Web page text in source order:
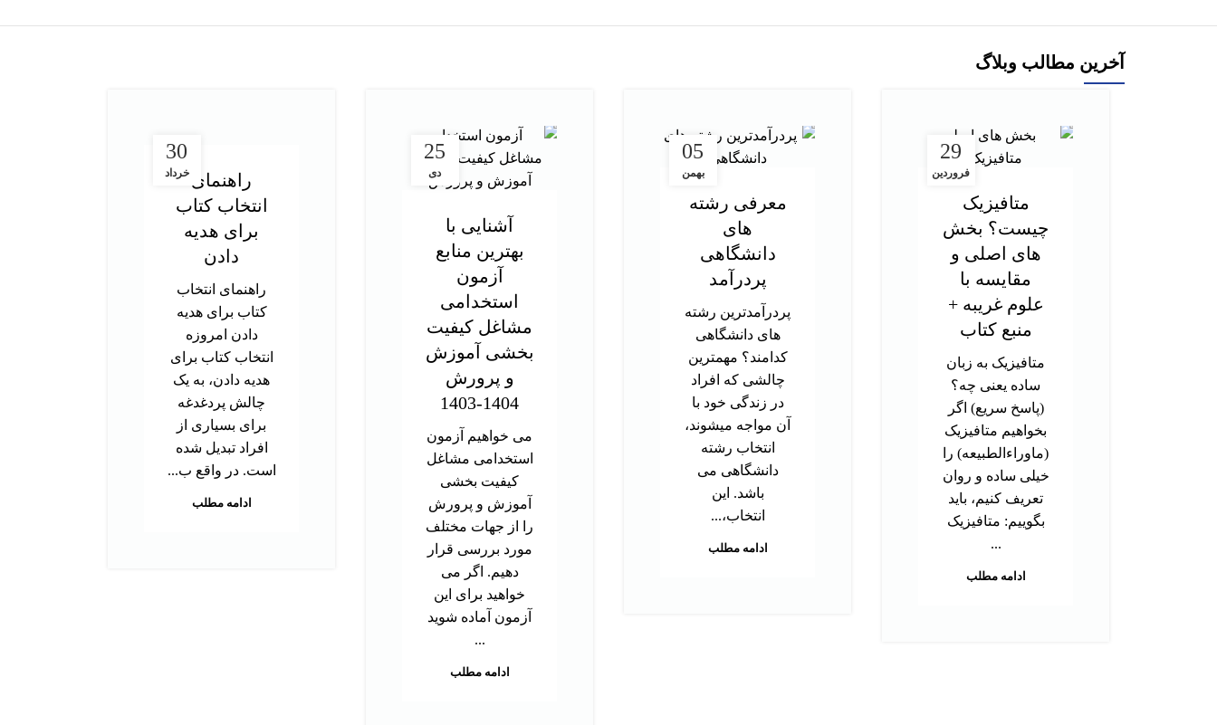
آخرین مطالب وبلاگ
29
فروردین
متافیزیک
چیست؟ بخش
های اصلی و
مقایسه با
علوم غریبه +
منبع کتاب
متافیزیک به زبان
ساده یعنی چه؟
(پاسخ سریع) اگر
بخواهیم متافیزیک
(ماوراءالطبیعه) را
خیلی ساده و روان
تعریف کنیم، باید
بگوییم: متافیزیک
...
ادامه مطلب
05
بهمن
معرفی رشته
های
دانشگاهی
پردرآمد
پردرآمدترین رشته
های دانشگاهی
کدامند؟ مهمترین
چالشی که افراد
در زندگی خود با
آن مواجه میشوند،
انتخاب رشته
دانشگاهی می
باشد. این
انتخاب،...
ادامه مطلب
25
دی
آشنایی با
بهترین منابع
آزمون
استخدامی
مشاغل کیفیت
بخشی آموزش
و پرورش
1404-1403
می خواهیم آزمون
استخدامی مشاغل
کیفیت بخشی
آموزش و پرورش
را از جهات مختلف
مورد بررسی قرار
دهیم. اگر می
خواهید برای این
آزمون آماده شوید
...
ادامه مطلب
30
خرداد
راهنمای
انتخاب کتاب
برای هدیه
دادن
راهنمای انتخاب
کتاب برای هدیه
دادن امروزه
انتخاب کتاب برای
هدیه دادن، به یک
چالش پردغدغه
برای بسیاری از
افراد تبدیل شده
است. در واقع ب...
ادامه مطلب